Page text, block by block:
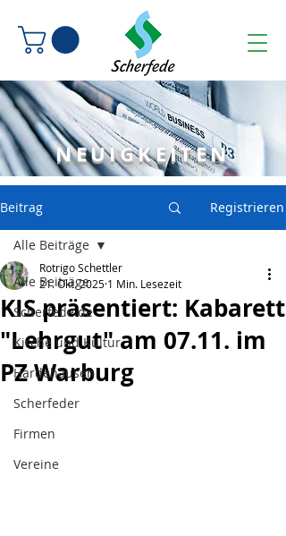
NEUIGKEITEN
Beitrag Registrieren
Alle Beiträge
Scherfede.de
Kirche und Kultur
Hardehausen
Scherfeder
Firmen
Vereine
Alle Beiträge
KIS präsentiert: Kabarett
"Lehrgut" am 07.11. im
PZ Warburg
Rotrigo Schettler
21. Okt. 2025 1 Min. Lesezeit